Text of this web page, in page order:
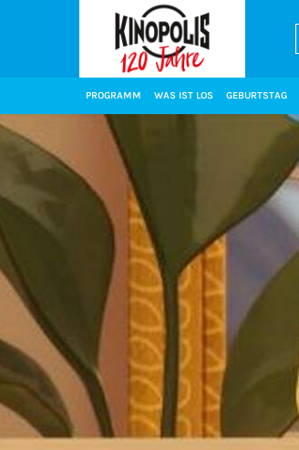
PROGRAMM WAS IST LOS GEBURTSTAG